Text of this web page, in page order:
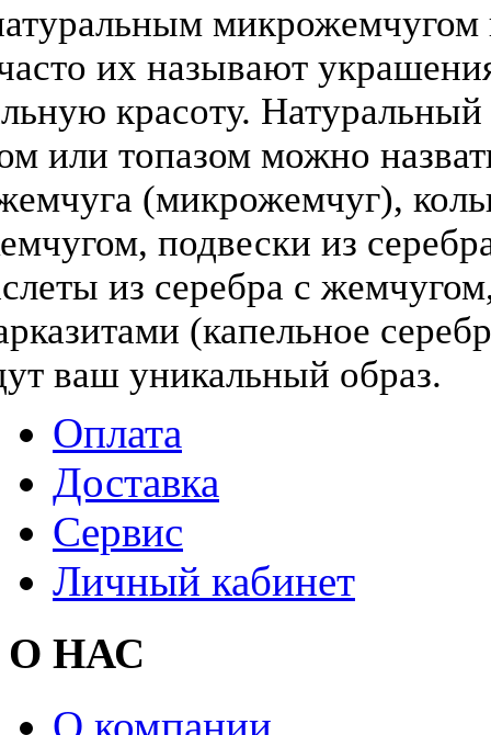
микрожемчугом
их называют
красоту.
или топазом можно
(микрожемчуг),
подвески из
из серебра с
(капельное
ваш уникальный образ.
Оплата
Доставка
Сервис
Личный кабинет
О НАС